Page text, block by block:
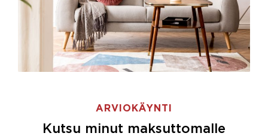
ARVIOKÄYNTI
Kutsu minut maksuttomalle